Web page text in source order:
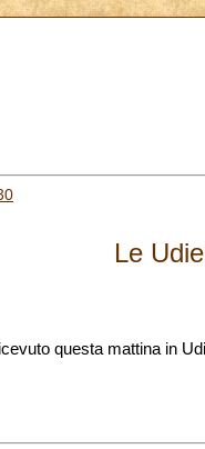
Le
questa mattina in